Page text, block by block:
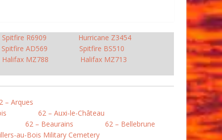
Spitfire R6909
Hurricane Z3454
Spitfire AD569
Spitfire BS510
Halifax MZ788
Halifax MZ713
– Arques
62 – Auxi-le-Château
62 – Beaurains
62 – Bellebrune
au-Bois Military Cemetery